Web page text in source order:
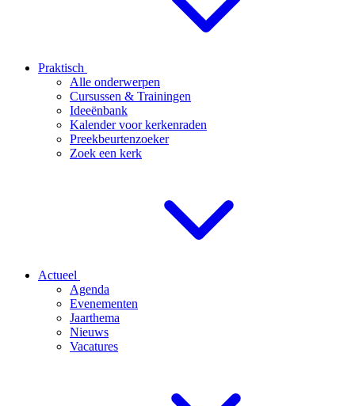
Praktisch
Alle onderwerpen
Cursussen & Trainingen
Ideeënbank
Kalender voor kerkenraden
Preekbeurtenzoeker
Zoek een kerk
Actueel
Agenda
Evenementen
Jaarthema
Nieuws
Vacatures